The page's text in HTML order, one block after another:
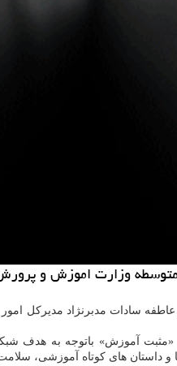
سادات مدبرنژاد مدیرکل امور
متوسطه وزارت آموزش وپرورش ساعت ۱۷ میهمان برنامه می شود. برنامه
داستان های کوتاه آموزشی،